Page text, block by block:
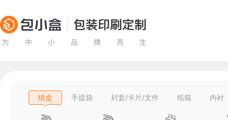
纸盒 手提袋 封套/卡片/文件 纸箱 内衬